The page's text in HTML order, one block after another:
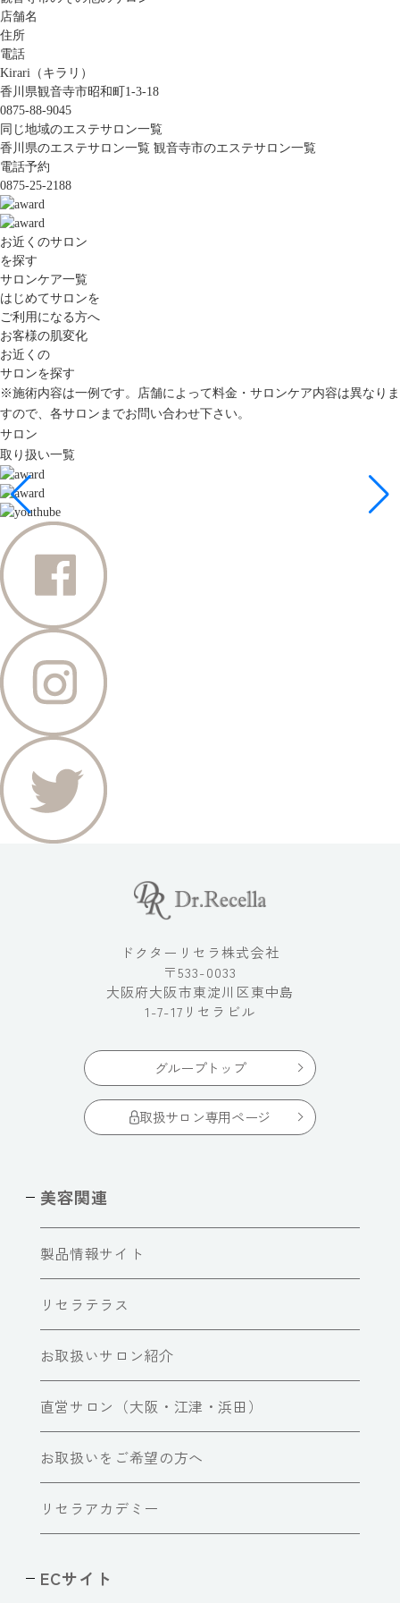
店舗名
住所
電話
Kirari（キラリ）
香川県観音寺市昭和町1-3-18
0875-88-9045
同じ地域のエステサロン一覧
香川県のエステサロン一覧 観音寺市のエステサロン一覧
電話予約
0875-25-2188
お近くのサロン
を探す
サロンケア一覧
はじめてサロンを
ご利用になる方へ
お客様の肌変化
お近くの
サロンを探す
※施術内容は一例です。店舗によって料金・サロンケア内容は異なりま
すので、各サロンまでお問い合わせ下さい。
サロン
取り扱い一覧
ドクターリセラ株式会社
〒533-0033
大阪府大阪市東淀川区東中島
1-7-17リセラビル
グループトップ
取扱サロン専用ページ
美容関連
製品情報サイト
リセラテラス
お取扱いサロン紹介
直営サロン（大阪・江津・浜田）
お取扱いをご希望の方へ
リセラアカデミー
ECサイト